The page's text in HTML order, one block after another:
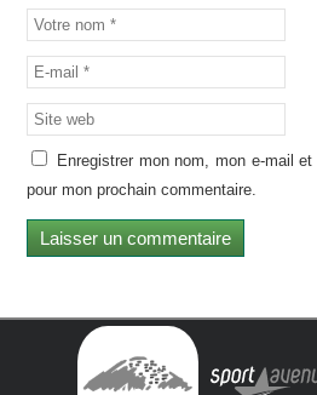
Enregistrer mon nom, mon e-mail
pour mon prochain commentaire.